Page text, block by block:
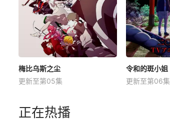
梅比乌斯之尘
更新至第05集
令和的斑小姐
更新至第06集
正在热播